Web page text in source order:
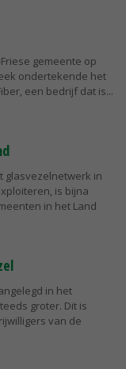
gemeente op
ondertekende het
een bedrijf dat is...
glasvezelnetwerk in
is bijna
in het Land
in het
groter. Dit is
van de